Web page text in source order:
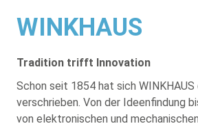
WINKHAUS
Tradition trifft Innovation
Schon seit 1854 hat sich
verschrieben. Von der Ideenfindung
von elektronischen und